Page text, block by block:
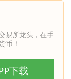
易所龙头，在手
币！
下载